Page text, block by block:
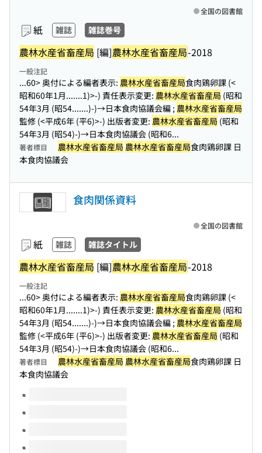
紙 雑誌 雑誌巻号
農林水産省畜産局 [編]農林水産省畜産局-2018
全国の図書館
一般注記
...60> 奥付による編者表示: 農林水産省畜産局食肉鶏卵課 (<
昭和60年1月.......1)>-) 責任表示変更: 農林水産省畜産局 (昭和
54年3月 (昭54.......)-)→日本食肉協議会編 ; 農林水産省畜産局
監修 (<平成6年 (平6)>-) 出版者変更: 農林水産省畜産局 (昭和
54年3月 (昭54)-)→日本食肉協議会 (昭和6...
著者標目 農林水産省畜産局 農林水産省畜産局食肉鶏卵課 日
本食肉協議会
食肉関係資料
紙 雑誌 雑誌タイトル
農林水産省畜産局 [編]農林水産省畜産局-2018
全国の図書館
一般注記
...60> 奥付による編者表示: 農林水産省畜産局食肉鶏卵課 (<
昭和60年1月.......1)>-) 責任表示変更: 農林水産省畜産局 (昭和
54年3月 (昭54.......)-)→日本食肉協議会編 ; 農林水産省畜産局
監修 (<平成6年 (平6)>-) 出版者変更: 農林水産省畜産局 (昭和
54年3月 (昭54)-)→日本食肉協議会 (昭和6...
著者標目 農林水産省畜産局 農林水産省畜産局食肉鶏卵課 日
本食肉協議会
このタイトルの巻号